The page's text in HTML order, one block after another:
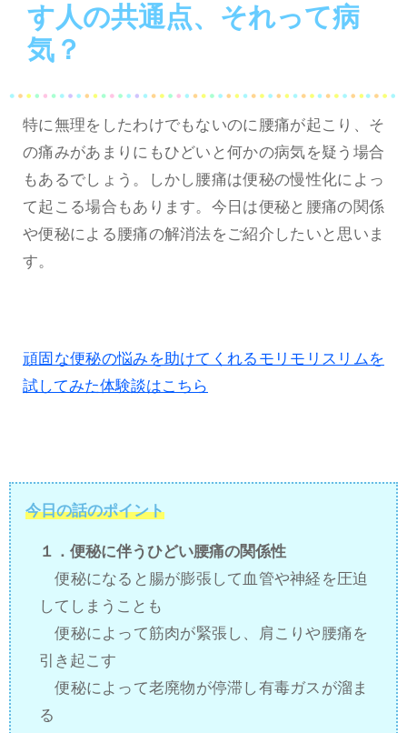
す人の共通点、それって病
気？
特に無理をしたわけでもないのに腰痛が起こり、そ
の痛みがあまりにもひどいと何かの病気を疑う場合
もあるでしょう。しかし腰痛は便秘の慢性化によっ
て起こる場合もあります。今日は便秘と腰痛の関係
や便秘による腰痛の解消法をご紹介したいと思いま
す。
頑固な便秘の悩みを助けてくれるモリモリスリムを
試してみた体験談はこちら
今日の話のポイント
１．便秘に伴うひどい腰痛の関係性
便秘になると腸が膨張して血管や神経を圧迫
してしまうことも
便秘によって筋肉が緊張し、肩こりや腰痛を
引き起こす
便秘によって老廃物が停滞し有毒ガスが溜ま
る